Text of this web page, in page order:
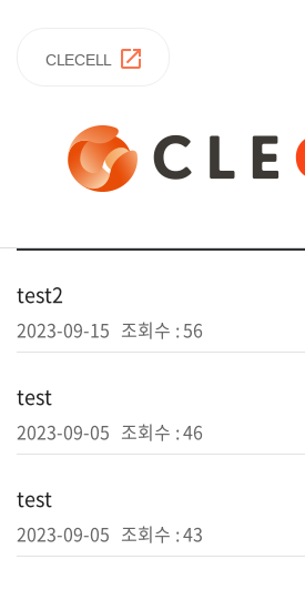
CLECELL
test2
2023-09-15 조회수 :56
test
2023-09-05 조회수 :46
test
2023-09-05 조회수 :43